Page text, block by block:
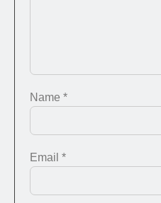
Name *
Email *